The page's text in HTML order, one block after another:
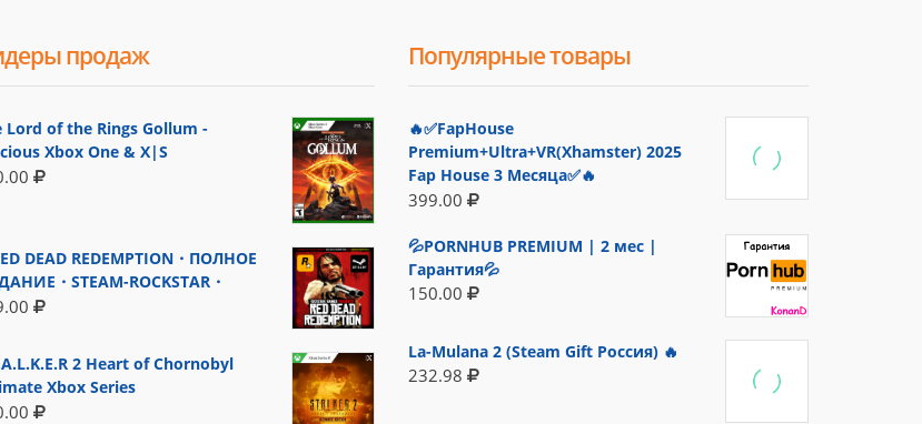
продаж
Lord of the Rings Gollum -
Xbox One & X|S
DEAD REDEMPTION・ПОЛНОЕ
・STEAM-ROCKSTAR・
2 Heart of Chornobyl
Xbox Series
Популярные товары
🔥✅FapHouse
Premium+Ultra+VR(Xhamster) 2025
Fap House 3 Месяца✅🔥
399.00
💦PORNHUB PREMIUM | 2 мес |
Гарантия💦
150.00
La-Mulana 2 (Steam Gift Россия) 🔥
232.98